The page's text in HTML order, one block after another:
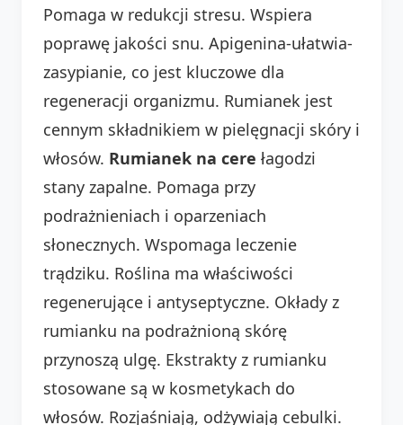
Pomaga w redukcji stresu. Wspiera
poprawę jakości snu. Apigenina-ułatwia-
zasypianie, co jest kluczowe dla
regeneracji organizmu. Rumianek jest
cennym składnikiem w pielęgnacji skóry i
włosów. Rumianek na cere łagodzi
stany zapalne. Pomaga przy
podrażnieniach i oparzeniach
słonecznych. Wspomaga leczenie
trądziku. Roślina ma właściwości
regenerujące i antyseptyczne. Okłady z
rumianku na podrażnioną skórę
przynoszą ulgę. Ekstrakty z rumianku
stosowane są w kosmetykach do
włosów. Rozjaśniają, odżywiają cebulki.